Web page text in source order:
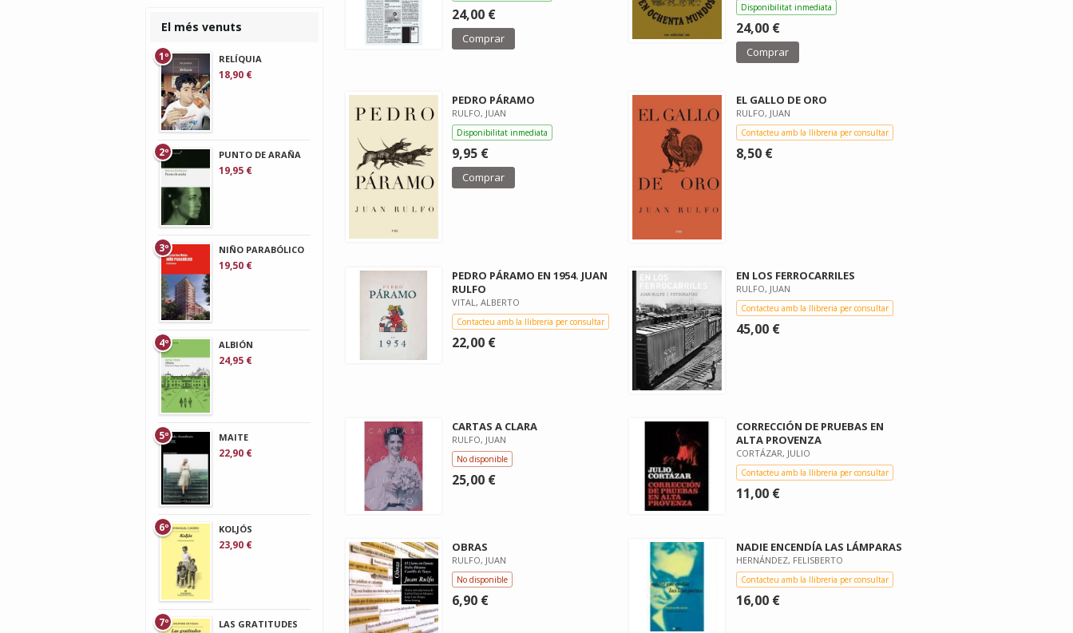
24,00 €
Comprar
Disponibilitat inmediata
24,00 €
Comprar
PEDRO PÁRAMO
RULFO, JUAN
Disponibilitat inmediata
9,95 €
Comprar
EL GALLO DE ORO
RULFO, JUAN
Contacteu amb la llibreria per consultar
8,50 €
PEDRO PÁRAMO EN 1954. JUAN
RULFO
VITAL, ALBERTO
Contacteu amb la llibreria per consultar
22,00 €
EN LOS FERROCARRILES
RULFO, JUAN
Contacteu amb la llibreria per consultar
45,00 €
CARTAS A CLARA
RULFO, JUAN
No disponible
25,00 €
CORRECCIÓN DE PRUEBAS EN
ALTA PROVENZA
CORTÁZAR, JULIO
Contacteu amb la llibreria per consultar
11,00 €
OBRAS
RULFO, JUAN
No disponible
6,90 €
NADIE ENCENDÍA LAS LÁMPARAS
HERNÁNDEZ, FELISBERTO
Contacteu amb la llibreria per consultar
16,00 €
El més venuts
RELÍQUIA
18,90 €
1º
PUNTO DE ARAÑA
19,95 €
2º
NIÑO PARABÓLICO
19,50 €
3º
ALBIÓN
24,95 €
4º
MAITE
22,90 €
5º
KOLJÓS
23,90 €
6º
LAS GRATITUDES
7º